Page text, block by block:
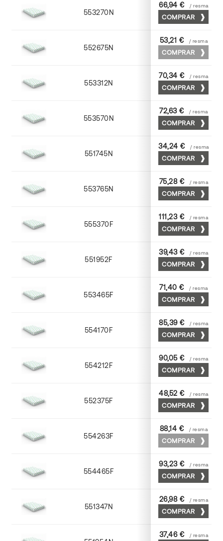
553270N 70 x 100
66,94 € / resma
COMPRAR
552675N 75 x 53
53,21 € / resma
COMPRAR
553312N 72 x 102
70,34 € / resma
COMPRAR
553570N 70 x 100
72,63 € / resma
COMPRAR
551745N 45 x 64
34,24 € / resma
COMPRAR
553765N 65 x 90
75,28 € / resma
COMPRAR
555370F 70 x 100
111,23 € / resma
COMPRAR
551952F 52 x 70
39,43 € / resma
COMPRAR
553465F 65 x 90
71,40 € / resma
COMPRAR
554170F 70 x 100
85,39 € / resma
COMPRAR
554212F 72 x 102
90,05 € / resma
COMPRAR
552375F 75 x 53
48,52 € / resma
COMPRAR
554263F 63 x 88
88,14 € / resma
COMPRAR
554465F 65 x 90
93,23 € / resma
COMPRAR
551347N 45 x 64
26,98 € / resma
COMPRAR
37,46 € / resma